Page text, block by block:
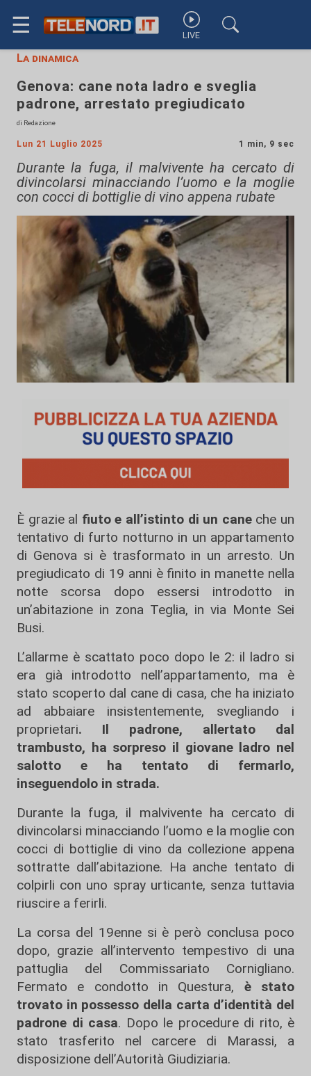
☰ LIVE
La dinamica
Genova: cane nota ladro e sveglia
padrone, arrestato pregiudicato
di Redazione
Lun 21 Luglio 2025 1 min, 9 sec
Durante la fuga, il malvivente ha cercato di
divincolarsi minacciando l’uomo e la moglie
con cocci di bottiglie di vino appena rubate
È grazie al fiuto e all’istinto di un cane che un
tentativo di furto notturno in un appartamento
di Genova si è trasformato in un arresto. Un
pregiudicato di 19 anni è finito in manette nella
notte scorsa dopo essersi introdotto in
un’abitazione in zona Teglia, in via Monte Sei
Busi.
L’allarme è scattato poco dopo le 2: il ladro si
era già introdotto nell’appartamento, ma è
stato scoperto dal cane di casa, che ha iniziato
ad abbaiare insistentemente, svegliando i
proprietari. Il padrone, allertato dal
trambusto, ha sorpreso il giovane ladro nel
salotto e ha tentato di fermarlo,
inseguendolo in strada.
Durante la fuga, il malvivente ha cercato di
divincolarsi minacciando l’uomo e la moglie con
cocci di bottiglie di vino da collezione appena
sottratte dall’abitazione. Ha anche tentato di
colpirli con uno spray urticante, senza tuttavia
riuscire a ferirli.
La corsa del 19enne si è però conclusa poco
dopo, grazie all’intervento tempestivo di una
pattuglia del Commissariato Cornigliano.
Fermato e condotto in Questura, è stato
trovato in possesso della carta d’identità del
padrone di casa. Dopo le procedure di rito, è
stato trasferito nel carcere di Marassi, a
disposizione dell’Autorità Giudiziaria.